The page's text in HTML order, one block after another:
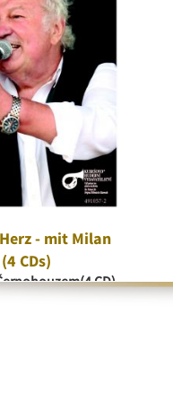
- mit Milan
CDs)
CD)